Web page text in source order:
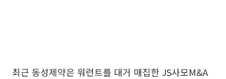
최근 동성제약은 워런트를 대거 매집한 JS사모M&A